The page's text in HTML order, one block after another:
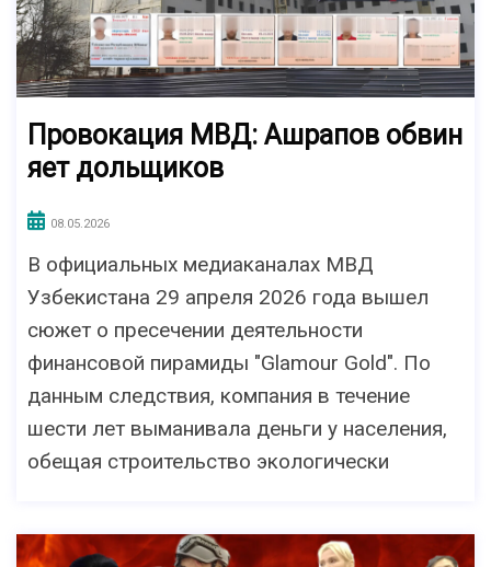
Провокация МВД: Ашрапов обвин
яет дольщиков
08.05.2026
В официальных медиаканалах МВД
Узбекистана 29 апреля 2026 года вышел
сюжет о пресечении деятельности
финансовой пирамиды "Glamour Gold". По
данным следствия, компания в течение
шести лет выманивала деньги у населения,
обещая строительство экологически